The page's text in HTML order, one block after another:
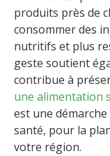
produits près de
consommer des
nutritifs et plus
geste soutient
contribue à
une alimentation
est une
santé, pour la
votre région.